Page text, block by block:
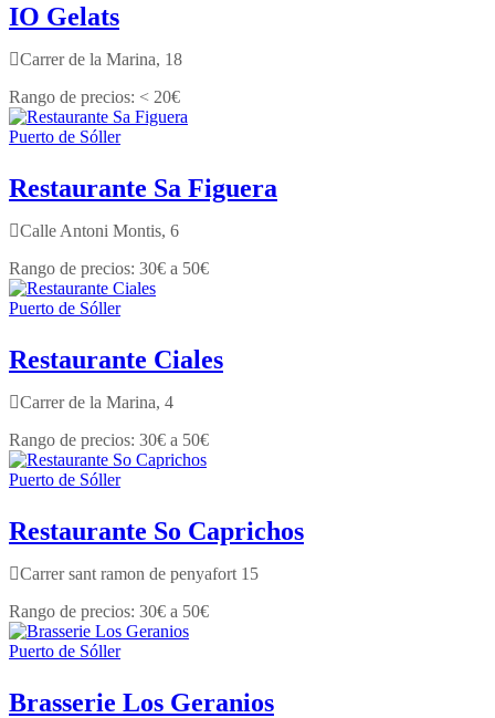
IO Gelats
Carrer de la Marina, 18
< 20€
Puerto de Sóller
Restaurante Sa Figuera
Calle Antoni Montis, 6
30€ a 50€
Puerto de Sóller
Restaurante Ciales
Carrer de la Marina, 4
30€ a 50€
Puerto de Sóller
Restaurante So Caprichos
Carrer sant ramon de penyafort 15
30€ a 50€
Puerto de Sóller
Brasserie Los Geranios